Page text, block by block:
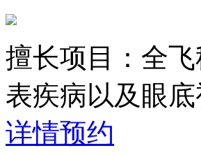
擅长项目： 全
表疾病以及眼
详情预约